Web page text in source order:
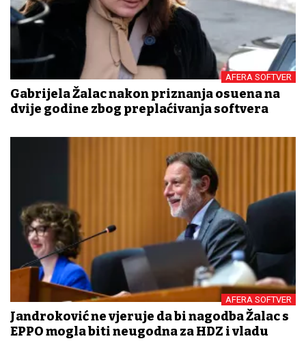
AFERA SOFTVER
Gabrijela Žalac nakon priznanja osuđena na
dvije godine zbog preplaćivanja softvera
AFERA SOFTVER
Jandroković ne vjeruje da bi nagodba Žalac s
EPPO mogla biti neugodna za HDZ i vladu